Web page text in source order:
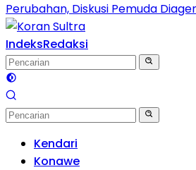
Perubahan, Diskusi Pemuda
IndeksRedaksi
Kendari
Konawe